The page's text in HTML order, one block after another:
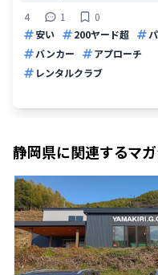
4
1
0
安い
200ヤード超
バンカー
アプローチ
レンタルクラブ
静岡県に関連するマ